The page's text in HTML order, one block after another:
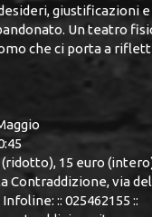
giustificazioni e
Un teatro
che ci porta a
(ridotto), 15 euro
Contraddizione, via
:: 025462155 ::